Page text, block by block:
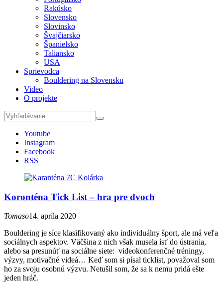
Rakúsko
Slovensko
Slovinsko
Švajčiarsko
Španielsko
Taliansko
USA
Sprievodca
Bouldering na Slovensku
Video
O projekte
Youtube
Instagram
Facebook
RSS
Koronténa Tick List – hra pre dvoch
Tomaso14. apríla 2020
Bouldering je síce klasifikovaný ako individuálny šport, ale má veľa
sociálnych aspektov. Väčšina z nich však musela ísť do ústrania,
alebo sa presunúť na sociálne siete: videokonferenčné tréningy,
výzvy, motivačné videá… Keď som si písal ticklist, považoval som
ho za svoju osobnú výzvu. Netušil som, že sa k nemu pridá ešte
jeden hráč.